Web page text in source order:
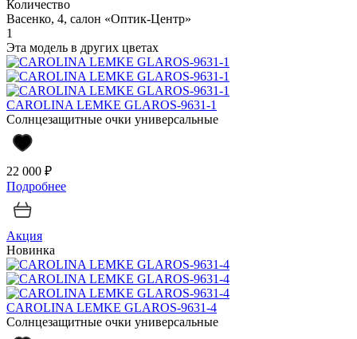
Количество
Васенко, 4, салон «Оптик-Центр»
1
Эта модель в других цветах
CAROLINA LEMKE GLAROS-9631-1
Солнцезащитные очки универсальные
22 000 ₽
Подробнее
Акция
Новинка
CAROLINA LEMKE GLAROS-9631-4
Солнцезащитные очки универсальные